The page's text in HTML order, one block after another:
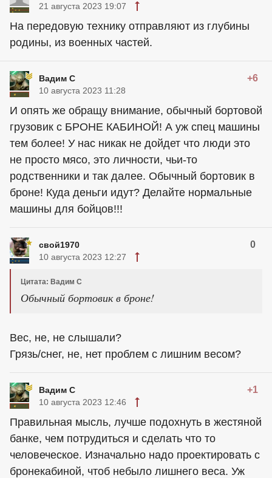
21 августа 2023 19:07
На передовую технику отправляют из глубины
родины, из военных частей.
Вадим С +6
10 августа 2023 11:28
И опять же обращу внимание, обычный бортовой
грузовик с БРОНЕ КАБИНОЙ! А уж спец машины
тем более! У нас никак не дойдет что люди это
не просто мясо, это личности, чьи-то
родственники и так далее. Обычный бортовик в
броне! Куда деньги идут? Делайте нормальные
машины для бойцов!!!
свой1970 0
10 августа 2023 12:27
Цитата: Вадим С
Обычный бортовик в броне!
Вес, не, не слышали?
Грязь/снег, не, нет проблем с лишним весом?
Вадим С +1
10 августа 2023 12:46
Правильная мысль, лучше подохнуть в жестяной
банке, чем потрудиться и сделать что то
человеческое. Изначально надо проектировать с
бронекабиной, чтоб небыло лишнего веса. Уж